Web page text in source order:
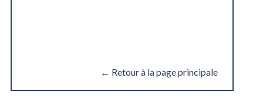
← Retour à la page principale